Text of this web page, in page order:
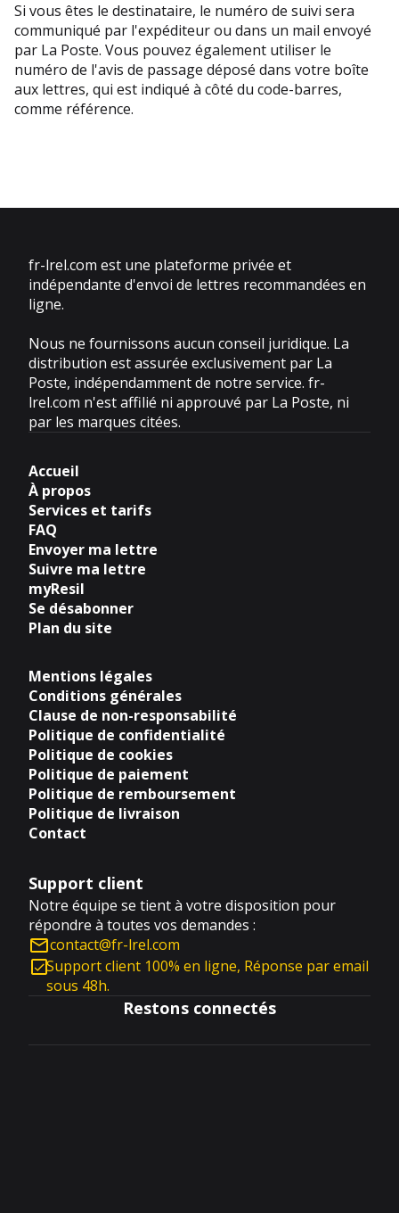
Si vous êtes le destinataire, le numéro de suivi sera
communiqué par l'expéditeur ou dans un mail envoyé
par La Poste. Vous pouvez également utiliser le
numéro de l'avis de passage déposé dans votre boîte
aux lettres, qui est indiqué à côté du code-barres,
comme référence.
fr-lrel.com est une plateforme privée et
indépendante d'envoi de lettres recommandées en
ligne.
Nous ne fournissons aucun conseil juridique. La
distribution est assurée exclusivement par La
Poste, indépendamment de notre service. fr-
lrel.com n'est affilié ni approuvé par La Poste, ni
par les marques citées.
Accueil
À propos
Services et tarifs
FAQ
Envoyer ma lettre
Suivre ma lettre
myResil
Se désabonner
Plan du site
Mentions légales
Conditions générales
Clause de non-responsabilité
Politique de confidentialité
Politique de cookies
Politique de paiement
Politique de remboursement
Politique de livraison
Contact
Support client
Notre équipe se tient à votre disposition pour
répondre à toutes vos demandes :
contact@fr-lrel.com
Support client 100% en ligne, Réponse par email
sous 48h.
Restons connectés